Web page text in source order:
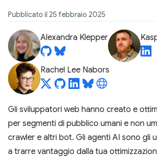
Pubblicato il 25 febbraio 2025
Alexandra Klepper
Rachel Lee Nabors
Gli sviluppatori web hanno creato e
per segmenti di pubblico umani e non
crawler e altri bot. Gli agenti AI sono gli
a trarre vantaggio dalla tua